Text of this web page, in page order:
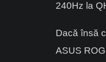
240Hz la
Dacă însă
ASUS